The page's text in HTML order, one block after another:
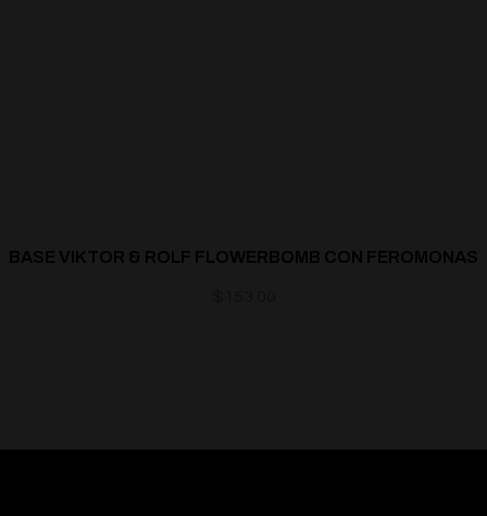
BASE VIKTOR & ROLF FLOWERBOMB CON FEROMONAS